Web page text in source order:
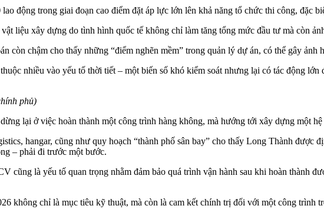
động trong giai đoạn cao điểm đặt áp lực lớn lên khả năng tổ chức thi công, đặc
liệu xây dựng do tình hình quốc tế không chỉ làm tăng tổng mức đầu tư mà còn
còn chậm cho thấy những “điểm nghẽn mềm” trong quản lý dự án, có thể gây
nhiều vào yếu tố thời tiết – một biến số khó kiểm soát nhưng lại có tác động lớn
phủ)
lại ở việc hoàn thành một công trình hàng không, mà hướng tới xây dựng một
hangar, cũng như quy hoạch “thành phố sân bay” cho thấy Long Thành
– phải đi trước một bước.
cũng là yếu tố quan trọng nhằm đảm bảo quá trình vận hành sau khi hoàn thành
không chỉ là mục tiêu kỹ thuật, mà còn là cam kết chính trị đối với một công trình